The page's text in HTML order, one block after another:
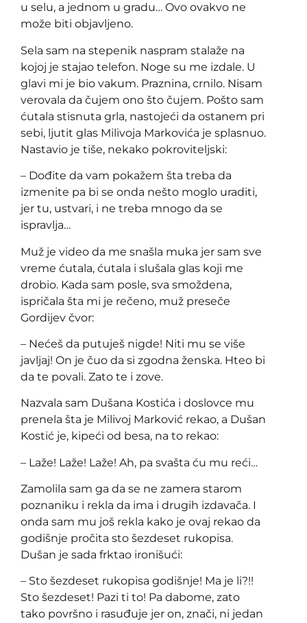
u selu, a jednom u gradu… Ovo ovakvo ne
može biti objavljeno.
Sela sam na stepenik naspram stalaže na
kojoj je stajao telefon. Noge su me izdale. U
glavi mi je bio vakum. Praznina, crnilo. Nisam
verovala da čujem ono što čujem. Pošto sam
ćutala stisnuta grla, nastojeći da ostanem pri
sebi, ljutit glas Milivoja Markovića je splasnuo.
Nastavio je tiše, nekako pokroviteljski:
– Dođite da vam pokažem šta treba da
izmenite pa bi se onda nešto moglo uraditi,
jer tu, ustvari, i ne treba mnogo da se
ispravlja…
Muž je video da me snašla muka jer sam sve
vreme ćutala, ćutala i slušala glas koji me
drobio. Kada sam posle, sva smoždena,
ispričala šta mi je rečeno, muž preseče
Gordijev čvor:
– Nećeš da putuješ nigde! Niti mu se više
javljaj! On je čuo da si zgodna ženska. Hteo bi
da te povali. Zato te i zove.
Nazvala sam Dušana Kostića i doslovce mu
prenela šta je Milivoj Marković rekao, a Dušan
Kostić je, kipeći od besa, na to rekao:
– Laže! Laže! Laže! Ah, pa svašta ću mu reći…
Zamolila sam ga da se ne zamera starom
poznaniku i rekla da ima i drugih izdavača. I
onda sam mu još rekla kako je ovaj rekao da
godišnje pročita sto šezdeset rukopisa.
Dušan je sada frktao ironišući:
– Sto šezdeset rukopisa godišnje! Ma je li?!!
Sto šezdeset! Pazi ti to! Pa dabome, zato
tako površno i rasuđuje jer on, znači, ni jedan